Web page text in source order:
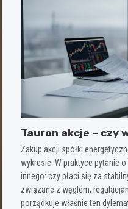
Tauron akcje – czy
Zakup akcji spółki
wykresie. W praktyce pytanie
innego: czy płaci się za
związane z węglem,
porządkuje właśnie ten